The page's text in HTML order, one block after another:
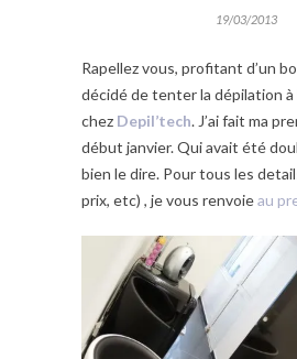
19/03/2013
Rapellez vous, profitant d’un
décidé de tenter la dépilation à
chez Depil’tech. J’ai fait ma
début janvier. Qui avait été
bien le dire. Pour tous les
prix, etc) , je vous renvoieau